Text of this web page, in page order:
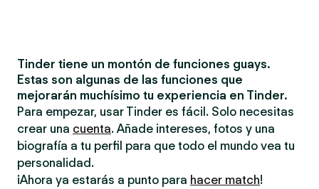
Tinder tiene un montón de funciones guays.
Estas son algunas de las funciones que
mejorarán muchísimo tu experiencia en Tinder.
Para empezar, usar Tinder es fácil. Solo necesitas
crear una cuenta. Añade intereses, fotos y una
biografía a tu perfil para que todo el mundo vea tu
personalidad.
¡Ahora ya estarás a punto para hacer match!